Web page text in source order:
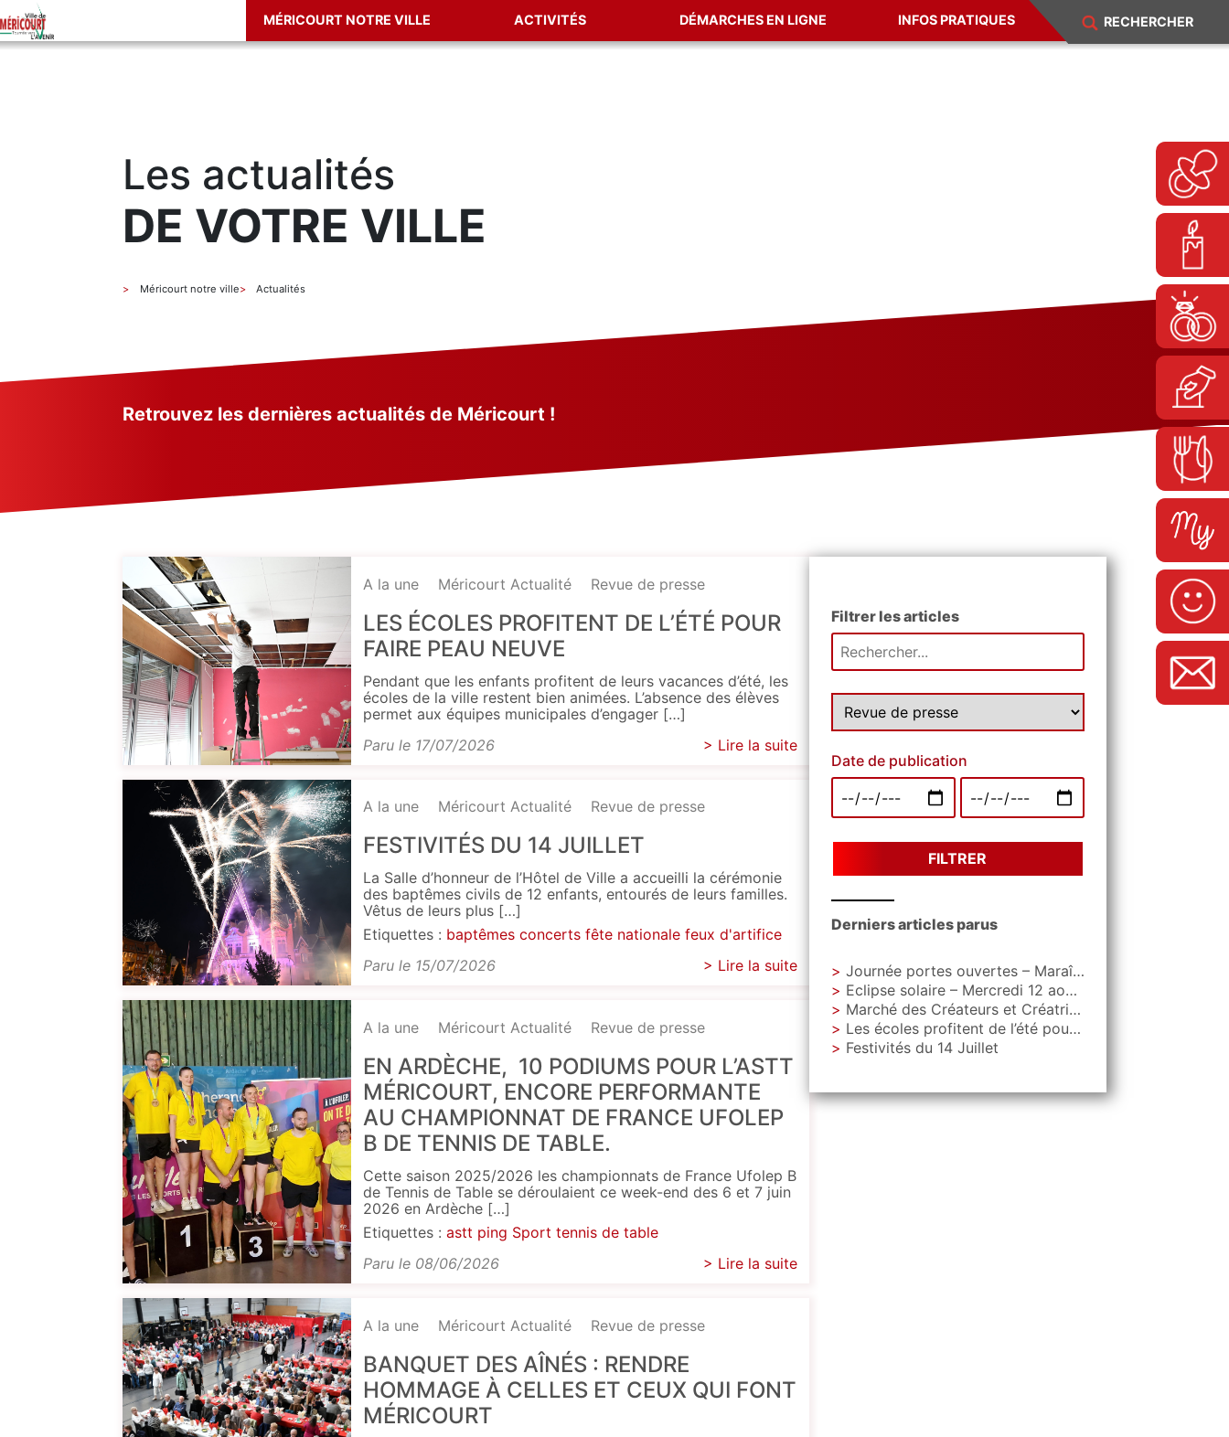
MÉRICOURT NOTRE VILLE ACTIVITÉS DÉMARCHES EN LIGNE INFOS PRATIQUES
Les actualités
DE VOTRE VILLE
Méricourt notre ville Actualités
Retrouvez les dernières actualités de Méricourt !
A la une Méricourt Actualité Revue de presse
LES ÉCOLES PROFITENT DE L’ÉTÉ POUR
FAIRE PEAU NEUVE
Pendant que les enfants profitent de leurs vacances d’été, les
écoles de la ville restent bien animées. L’absence des élèves
permet aux équipes municipales d’engager […]
Paru le 17/07/2026
> Lire la suite
A la une Méricourt Actualité Revue de presse
FESTIVITÉS DU 14 JUILLET
La Salle d’honneur de l’Hôtel de Ville a accueilli la cérémonie
des baptêmes civils de 12 enfants, entourés de leurs familles.
Vêtus de leurs plus […]
Etiquettes : baptêmes concerts fête nationale feux d'artifice
Paru le 15/07/2026
> Lire la suite
A la une Méricourt Actualité Revue de presse
EN ARDÈCHE, 10 PODIUMS POUR L’ASTT
MÉRICOURT, ENCORE PERFORMANTE
AU CHAMPIONNAT DE FRANCE UFOLEP
B DE TENNIS DE TABLE.
Cette saison 2025/2026 les championnats de France Ufolep B
de Tennis de Table se déroulaient ce week-end des 6 et 7 juin
2026 en Ardèche […]
Etiquettes :astt ping Sport tennis de table
Paru le 08/06/2026
> Lire la suite
A la une Méricourt Actualité Revue de presse
BANQUET DES AÎNÉS : RENDRE
HOMMAGE À CELLES ET CEUX QUI FONT
MÉRICOURT
Filtrer les articles
Date de publication
FILTRER
Derniers articles parus
Journée portes ouvertes – Maraîchage Municipal
Eclipse solaire – Mercredi 12 aout – Parc Letoquart
Marché des Créateurs et Créatrices – Vendredi 4 septembre – Parvis de La Gare
Les écoles profitent de l’été pour faire peau neuve
Festivités du 14 Juillet